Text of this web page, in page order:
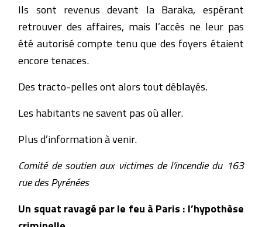
Ils sont revenus devant la Baraka, espérant
retrouver des affaires, mais l’accès ne leur pas
été autorisé compte tenu que des foyers étaient
encore tenaces.
Des tracto-pelles ont alors tout déblayés.
Les habitants ne savent pas où aller.
Plus d’information à venir.
Comité de soutien aux victimes de l’incendie du 163
rue des Pyrénées
Un squat ravagé par le feu à Paris : l’hypothèse